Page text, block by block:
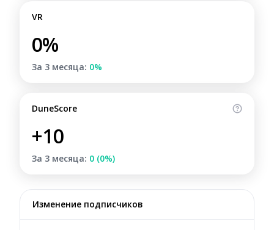
VR
0%
За 3 месяца: 0%
DuneScore
+10
За 3 месяца: 0 (0%)
Изменение подписчиков